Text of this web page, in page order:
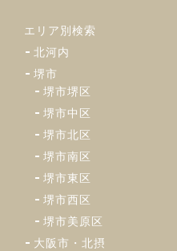
エリア別検索
北河内
堺市
堺市堺区
堺市中区
堺市北区
堺市南区
堺市東区
堺市西区
堺市美原区
大阪市・北摂